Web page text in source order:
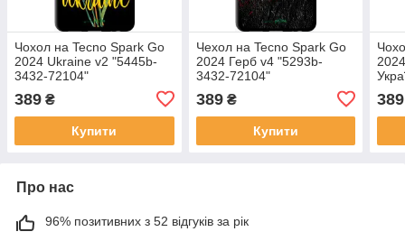
Чохол на Tecno Spark Go
2024 Ukraine v2 "5445b-
3432-72104"
389 ₴
Купити
Чехол на Tecno Spark Go
2024 Герб v4 "5293b-
3432-72104"
389₴
Купити
389
Про нас
96% позитивних з 52 відгуків за рік